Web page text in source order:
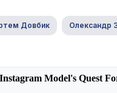
Довбик Олександр